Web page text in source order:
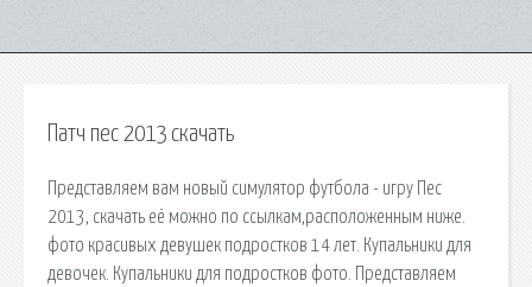
Патч пес 2013 скачать
Представляем вам новый симулятор футбола - игру Пес
2013, скачать её можно по ссылкам,расположенным ниже.
фото красивых девушек подростков 14 лет. Купальники для
девочек. Купальники для подростков фото. Представляем